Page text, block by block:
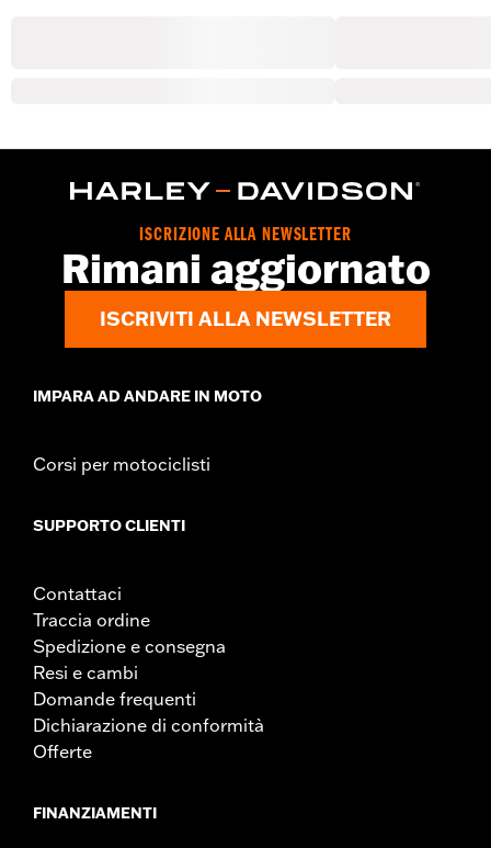
ISCRIZIONE ALLA NEWSLETTER
Rimani aggiornato
ISCRIVITI ALLA NEWSLETTER
IMPARA AD ANDARE IN MOTO
Corsi per motociclisti
SUPPORTO CLIENTI
Contattaci
Traccia ordine
Spedizione e consegna
Resi e cambi
Domande frequenti
Dichiarazione di conformità
Offerte
FINANZIAMENTI